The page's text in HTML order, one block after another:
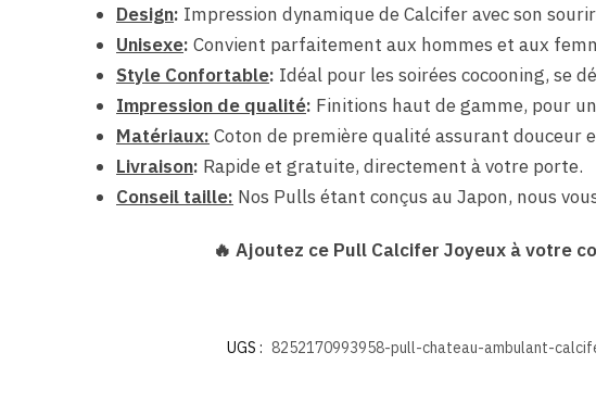
Design: Impression dynamique de Calcifer avec son
Unisexe: Convient parfaitement aux hommes et aux
Style Confortable: Idéal pour les soirées cocooning, se
Impression de qualité: Finitions haut de gamme, pour
Matériaux: Coton de première qualité assurant douceur
Livraison: Rapide et gratuite, directement à votre porte.
Conseil taille: Nos Pulls étant conçus au Japon, nous
🔥 Ajoutez ce Pull Calcifer Joyeux à votre
UGS : 8252170993958-pull-chateau-ambulant-